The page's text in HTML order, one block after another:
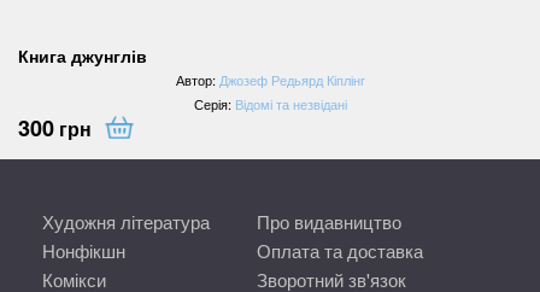
Книга джунглів
Автор: Джозеф Редьярд Кіплінг
Серія: Відомі та незвідані
300 грн
Художня література
Нонфікшн
Комікси
Про видавництво
Оплата та доставка
Зворотний зв'язок